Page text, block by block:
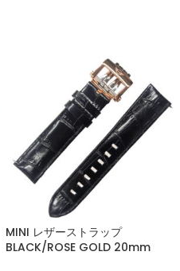
MINI レザーストラップ
BLACK/ROSE GOLD 20mm